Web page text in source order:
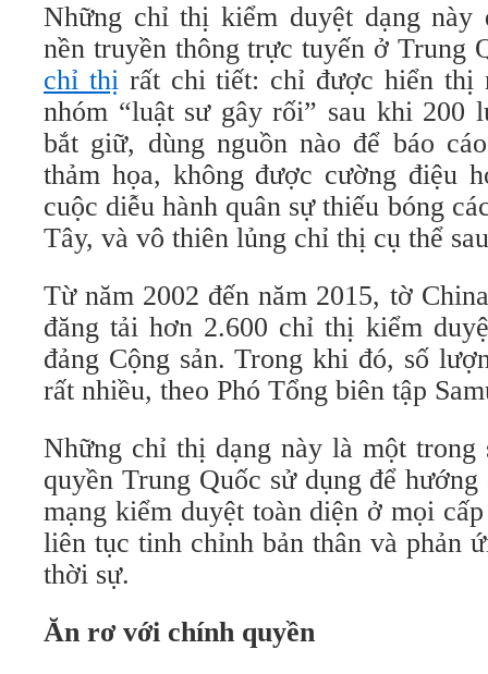
Những chỉ thị kiểm duyệt dạng này
nền truyền thông trực tuyến ở Trung
chỉ thịrất chi tiết: chỉ được hiển thị
nhóm “luật sư gây rối” sau khi 200
bắt giữ, dùng nguồn nào để báo
thảm họa, không được cường điệu
cuộc diễu hành quân sự thiếu bóng
Tây, và vô thiên lủng chỉ thị cụ thể
Từ năm 2002 đến năm 2015, tờ
đăng tải hơn 2.600 chỉ thị kiểm
đảng Cộng sản. Trong khi đó, số
rất nhiều, theo Phó Tổng biên tập
Những chỉ thị dạng này là một trong
quyền Trung Quốc sử dụng để
mạng kiểm duyệt toàn diện ở mọi
liên tục tinh chỉnh bản thân và phản
thời sự.
Ăn rơ với chính quyền